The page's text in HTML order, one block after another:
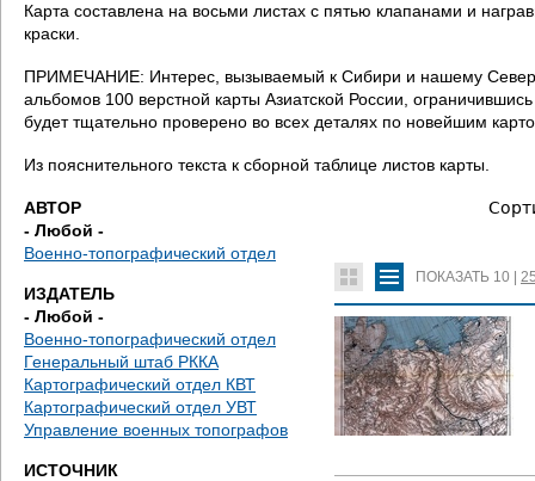
Карта составлена на восьми листах с пятью клапанами и
краски.
ПРИМЕЧАНИЕ: Интерес, вызываемый к Сибири и нашему
альбомов 100 верстной карты Азиатской России,
будет тщательно проверено во всех деталях по новейшим
Из пояснительного текста к сборной таблице листов карты.
АВТОР
- Любой -
Военно-топографический отдел
ИЗДАТЕЛЬ
- Любой -
Военно-топографический отдел
Генеральный штаб РККА
Картографический отдел КВТ
Картографический отдел УВТ
Управление военных топографов
ИСТОЧНИК
ПОКАЗАТЬ 10 |